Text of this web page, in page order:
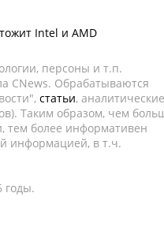
Intel и AMD
персоны и т.п.
CNews. Обрабатываются
статьи, аналитические
Таким образом, чем
тем более информативен
информацией, в т.ч.
годы.